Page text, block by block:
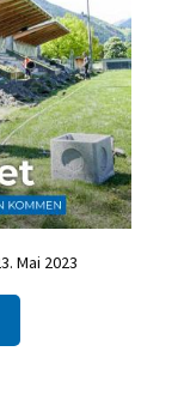
Mai 2023